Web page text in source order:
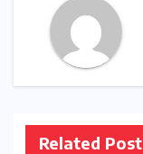
Related Post